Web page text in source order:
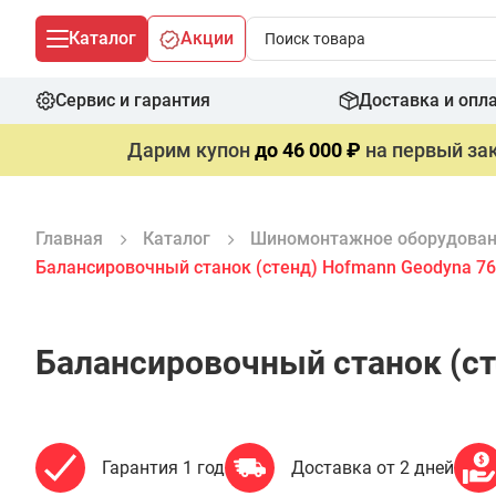
Каталог Акции
Сервис и гарантия Доставка и
Дарим купондо 46 000 ₽ на первый
Главная Каталог Шиномонтажное
Балансировочный станок (стенд) Hofmann Geodyna
Балансировочный станок
Гарантия 1 год Доставка от 2 дней